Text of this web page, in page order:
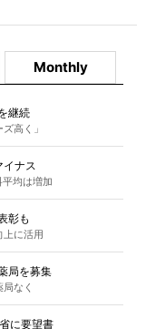
Monthly
継続
高く」
イナス
均は増加
彰も
に活用
局を募集
なく
に要望書